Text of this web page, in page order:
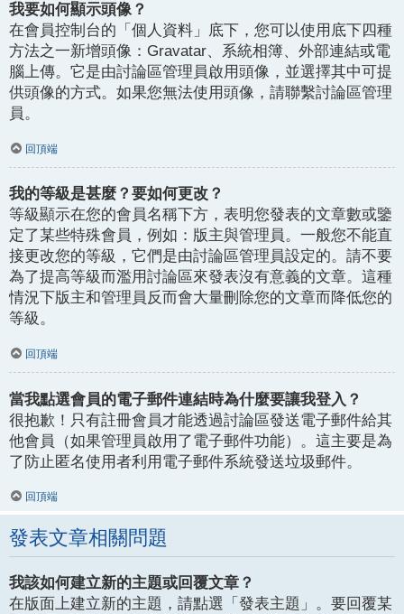
我要如何顯示頭像？
在會員控制台的「個人資料」底下，您可以使用底下四種
方法之一新增頭像：Gravatar、系統相簿、外部連結或電
腦上傳。它是由討論區管理員啟用頭像，並選擇其中可提
供頭像的方式。如果您無法使用頭像，請聯繫討論區管理
員。
回頂端
我的等級是甚麼？要如何更改？
等級顯示在您的會員名稱下方，表明您發表的文章數或鑒
定了某些特殊會員，例如：版主與管理員。一般您不能直
接更改您的等級，它們是由討論區管理員設定的。請不要
為了提高等級而濫用討論區來發表沒有意義的文章。這種
情況下版主和管理員反而會大量刪除您的文章而降低您的
等級。
回頂端
當我點選會員的電子郵件連結時為什麼要讓我登入？
很抱歉！只有註冊會員才能透過討論區發送電子郵件給其
他會員（如果管理員啟用了電子郵件功能）。這主要是為
了防止匿名使用者利用電子郵件系統發送垃圾郵件。
回頂端
發表文章相關問題
我該如何建立新的主題或回覆文章？
在版面上建立新的主題，請點選「發表主題」。要回覆某